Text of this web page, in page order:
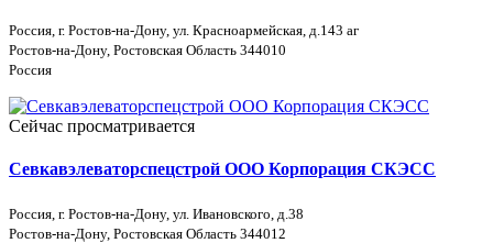
Россия, г. Ростов-на-Дону, ул. Красноармейская, д.143 аг
Ростов-на-Дону, Ростовская Область 344010
Россия
Сейчас просматривается
Севкавэлеваторспецстрой ООО Корпорация СКЭСС
Россия, г. Ростов-на-Дону, ул. Ивановского, д.38
Ростов-на-Дону, Ростовская Область 344012